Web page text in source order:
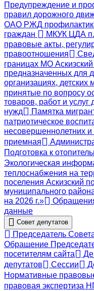
Предупреждение и
правил дорожного
ОАО РЖД
граждан
МКУК ЦДА
правовые акты,
правоотношения
границах МО Аскизский
предназначенных для
организациях, детских
принятые по вопросу
товаров, работ и
нужд
Памятка
патриотическое
несовершеннолетних
приемная
Подготовка к
Экологическая
теплоснабжения на
поселения Аскизский
муниципального
на 2026 г.»
данные
Совет депутатов
Председатель
Обращение
посетителям сайта
депутатов
Сессии
Нормативные
правовая экспертиза